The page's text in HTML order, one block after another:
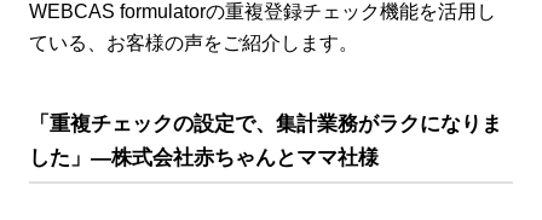
WEBCAS formulatorの重複登録チェック機能を活用し
ている、お客様の声をご紹介します。
「重複チェックの設定で、集計業務がラクになりま
した」―株式会社赤ちゃんとママ社様